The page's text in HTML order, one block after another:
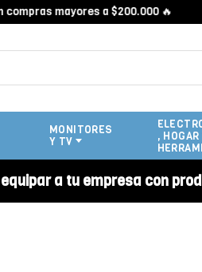
mayores a $200.000 🔥
MONITORES
Y TV
, HOGAR
a tu empresa con